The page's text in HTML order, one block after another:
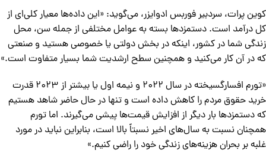
کوین پرات، سردبیر فوربس ادوایزر، می‌گوید: «این داده‌ها معیار کلی‌ای از
کل درآمد است. دستمزدها بسته به عوامل مختلفی از جمله سن، محل
زندگی شما در کشور، اینکه در بخش دولتی یا خصوصی هستید و صنعتی
که در آن کار می‌کنید و همچنین سطح ارشدیت شما بسیار متفاوت است.»
«تورم افسارگسیخته در سال ۲۰۲۲ و نیمه اول یا بیشتر از ۲۰۲۳ قدرت
خرید حقوق مردم را کاهش داده است و تنها در حال حاضر شاهد هستیم
که دستمزدها بار دیگر از افزایش قیمت‌ها پیشی می‌گیرند. اما تورم
همچنان نسبت به سال‌های اخیر نسبتاً بالا است، بنابراین نباید در مورد
غلبه بر بحران هزینه‌های زندگی خود را راضی کنیم.»